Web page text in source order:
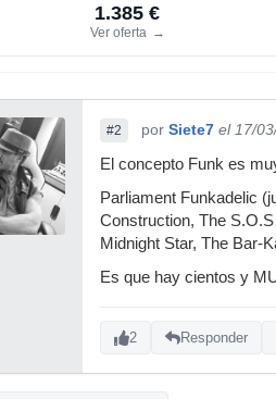
1.385 €
Ver oferta →
#2 por Siete7 el 17/
El concepto Funk es
Parliament Funkadelic
Construction, The
Midnight Star, The Bar-
Es que hay cientos y
2 Responder